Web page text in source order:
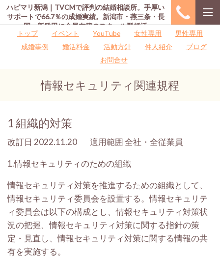
ハピマリ新潟｜TVCMで評判の結婚相談所。手厚い
サポートで66.7％の成婚実績。新潟市・燕三条・長
岡・新発田に会員在籍のスクール型婚活
トップ イベント YouTube 女性専用
男性専用
成婚事例
婚活料金 活動方針 仲人紹介
ブログ
お問合せ
情報セキュリティ関連規程
1組織的対策
改訂日 2022.11.20 適用範囲全社・全従業員
1.情報セキュリティのための組織
情報セキュリティ対策を推進するための組織として、
情報セキュリティ委員会を設置する。情報セキュリテ
ィ委員会は以下の構成とし、情報セキュリティ対策状
況の把握、情報セキュリティ対策に関する指針の策
定・見直し、情報セキュリティ対策に関する情報の共
有を実施する。